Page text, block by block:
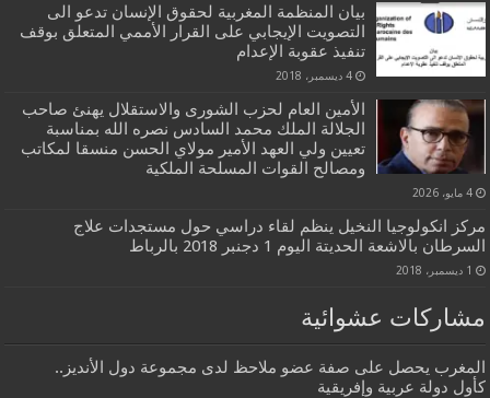
بيان المنظمة المغربية لحقوق الإنسان تدعو الى
التصويت الإيجابي على القرار الأممي المتعلق بوقف
تنفيذ عقوبة الإعدام
4 ديسمبر، 2018
الأمين العام لحزب الشورى والاستقلال يهنئ صاحب
الجلالة الملك محمد السادس نصره الله بمناسبة
تعيين ولي العهد الأمير مولاي الحسن منسقا لمكاتب
ومصالح القوات المسلحة الملكية
4 مايو، 2026
مركز انكولوجيا النخيل ينظم لقاء دراسي حول مستجدات علاج
السرطان بالاشعة الحديتة اليوم 1 دجنبر 2018 بالرباط
1 ديسمبر، 2018
مشاركات عشوائية
المغرب يحصل على صفة عضو ملاحظ لدى مجموعة دول الأنديز..
كأول دولة عربية وإفريقية